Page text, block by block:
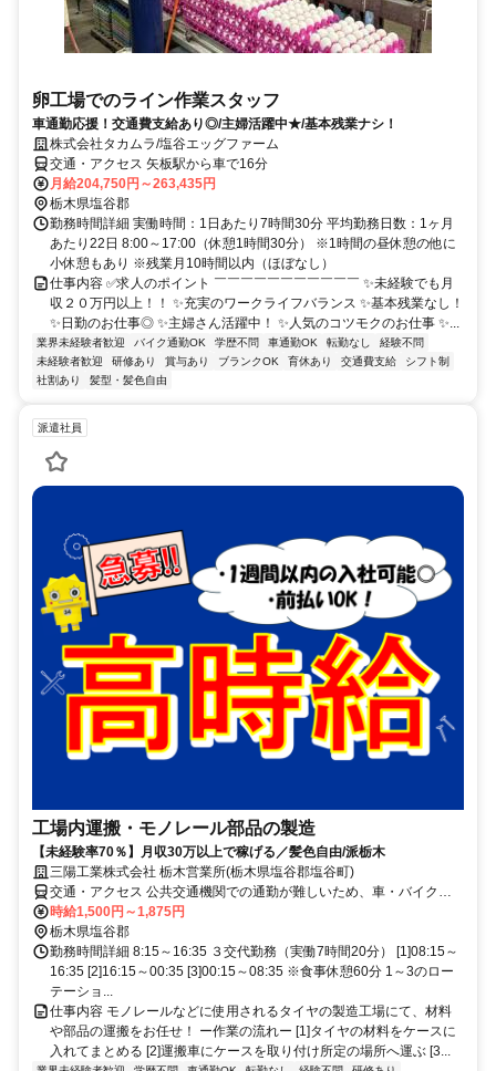
卵工場でのライン作業スタッフ
車通勤応援！交通費支給あり◎/主婦活躍中★/基本残業ナシ！
株式会社タカムラ/塩谷エッグファーム
交通・アクセス 矢板駅から車で16分
月給204,750円～263,435円
栃木県塩谷郡
勤務時間詳細 実働時間：1日あたり7時間30分 平均勤務日数：1ヶ月
あたり22日 8:00～17:00（休憩1時間30分） ※1時間の昼休憩の他に
小休憩もあり ※残業月10時間以内（ほぼなし）
仕事内容 ✅求人のポイント ￣￣￣￣￣￣￣￣￣￣￣ ✨未経験でも月
収２０万円以上！！ ✨充実のワークライフバランス ✨基本残業なし！
✨日勤のお仕事◎ ✨主婦さん活躍中！ ✨人気のコツモクのお仕事 ✨...
業界未経験者歓迎 バイク通勤OK 学歴不問 車通勤OK 転勤なし
経験不問
未経験者歓迎
研修あり 賞与あり ブランクOK 育休あり 交通費支給
シフト制
社割あり
髪型・髪色自由
派遣社員
工場内運搬・モノレール部品の製造
【未経験率70％】月収30万以上で稼げる／髪色自由/派栃木
三陽工業株式会社 栃木営業所(栃木県塩谷郡塩谷町)
交通・アクセス 公共交通機関での通勤が難しいため、車・バイクで
の通勤になります
時給1,500円～1,875円
栃木県塩谷郡
勤務時間詳細 8:15～16:35 ３交代勤務（実働7時間20分） [1]08:15～
16:35 [2]16:15～00:35 [3]00:15～08:35 ※食事休憩60分 1～3のロー
テーショ...
仕事内容 モノレールなどに使用されるタイヤの製造工場にて、材料
や部品の運搬をお任せ！ ー作業の流れー [1]タイヤの材料をケースに
入れてまとめる [2]運搬車にケースを取り付け所定の場所へ運ぶ [3...